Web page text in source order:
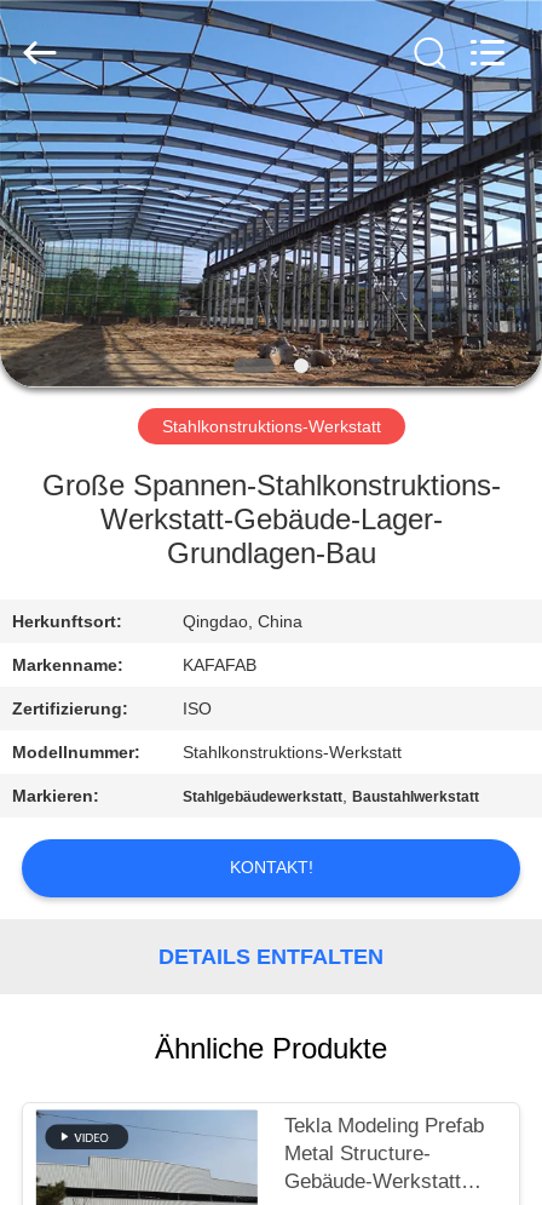
ZU
HAUSE
PRODUKTE
VIDEOS
VR
WERKSBESICHTIGUNG
QUALITÄTSKONTROLLE
KONTAKT
NEUIGKEITEN
Fabrication
Co.,
Ltd..
All
Rights
Reserved.
Stahlkonstruktions-Werkstatt
Große Spannen-Stahlkonstruktions-
Werkstatt-Gebäude-Lager-
Grundlagen-Bau
Herkunftsort: Qingdao, China
Markenname: KAFAFAB
Zertifizierung: ISO
Modellnummer: Stahlkonstruktions-Werkstatt
Markieren: Stahlgebäudewerkstatt,Baustahlwerkstatt
KONTAKT!
DETAILS ENTFALTEN
Ähnliche Produkte
Tekla Modeling Prefab
Metal Structure-
Gebäude-Werkstatt